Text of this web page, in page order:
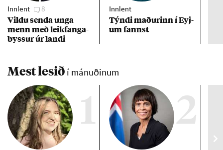
Innlent 8
Vildu senda unga
menn með leik­fanga­
byss­ur úr landi
Innlent
Týndi mað­ur­inn í Eyj­
um fannst
Mest lesið í mánuðinum
1 2